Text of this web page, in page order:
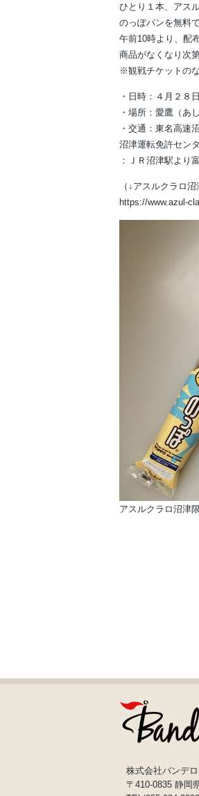
ひとり１本、アス
のっぽパンを無料
午前10時より、配
商品がなくなり次
※観戦チケットの
・日時：４月２８
・場所：愛鷹（あ
・交通：東名高速
沼津運転免許セン
：ＪＲ沼津駅より
（↓アスルクラロ
https://www.azul-
アスルクラロ沼津
株式会社バンデ
〒410-0835 静岡